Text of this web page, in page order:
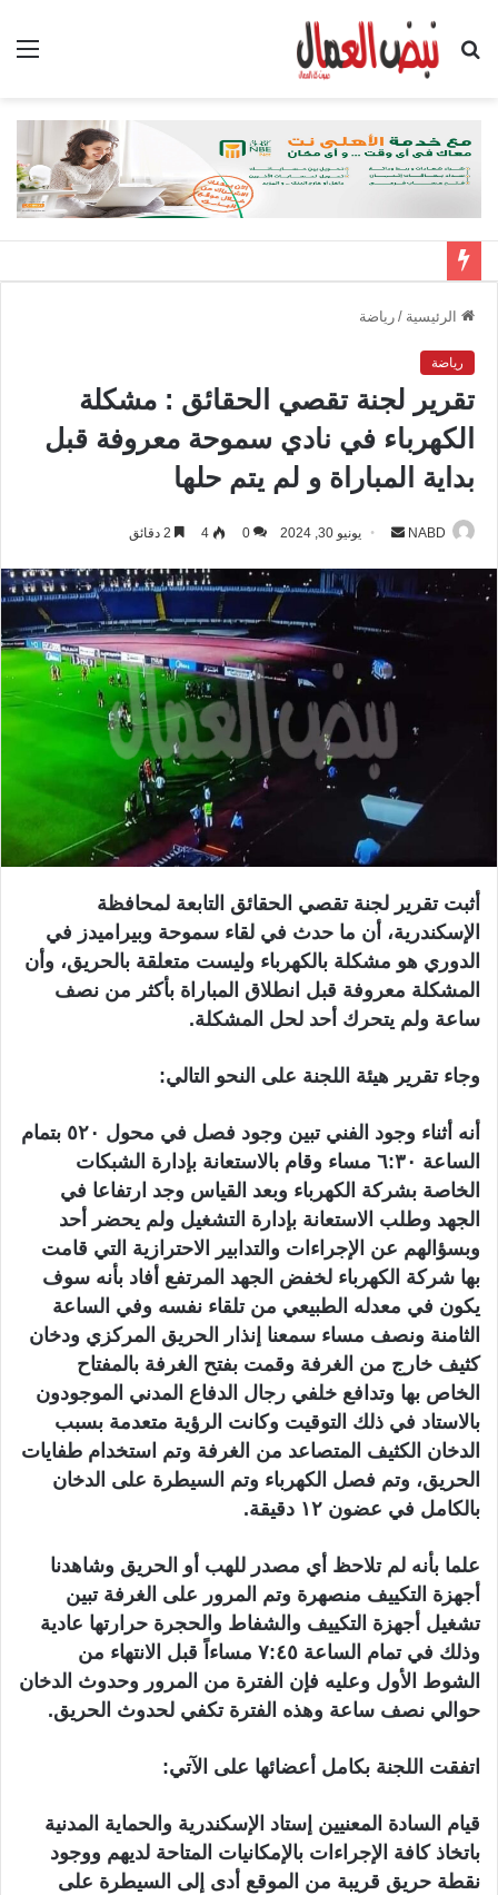
بحث
الرئيسية / رياضة
رياضة
تقرير لجنة تقصي الحقائق : مشكلة
الكهرباء في نادي سموحة معروفة قبل
بداية المباراة و لم يتم حلها
NABD
ر
د
ل
ك
و
ن
ي
ا
يونيو 30, 2024 0
4
أثبت تقرير لجنة تقصي الحقائق التابعة لمحافظة
الإسكندرية، أن ما حدث في لقاء سموحة وبيراميدز في
الدوري هو مشكلة بالكهرباء وليست متعلقة بالحريق، وأن
المشكلة معروفة قبل انطلاق المباراة بأكثر من نصف
ساعة ولم يتحرك أحد لحل المشكلة.
وجاء تقرير هيئة اللجنة على النحو التالي:
أنه أثناء وجود الفني تبين وجود فصل في محول ٥٢٠ بتمام
الساعة ٦:٣٠ مساء وقام بالاستعانة بإدارة الشبكات
الخاصة بشركة الكهرباء وبعد القياس وجد ارتفاعا في
الجهد وطلب الاستعانة بإدارة التشغيل ولم يحضر أحد
وبسؤالهم عن الإجراءات والتدابير الاحترازية التي قامت
بها شركة الكهرباء لخفض الجهد المرتفع أفاد بأنه سوف
يكون في معدله الطبيعي من تلقاء نفسه وفي الساعة
الثامنة ونصف مساء سمعنا إنذار الحريق المركزي ودخان
كثيف خارج من الغرفة وقمت بفتح الغرفة بالمفتاح
الخاص بها وتدافع خلفي رجال الدفاع المدني الموجودون
بالاستاد في ذلك التوقيت وكانت الرؤية متعدمة بسبب
الدخان الكثيف المتصاعد من الغرفة وتم استخدام طفايات
الحريق، وتم فصل الكهرباء وتم السيطرة على الدخان
بالكامل في عضون ۱۲ دقيقة.
علما بأنه لم تلاحظ أي مصدر للهب أو الحريق وشاهدنا
أجهزة التكييف منصهرة وتم المرور على الغرفة تبين
تشغيل أجهزة التكييف والشفاط والحجرة حرارتها عادية
وذلك في تمام الساعة ٧:٤٥ مساءاً قبل الانتهاء من
الشوط الأول وعليه فإن الفترة من المرور وحدوث الدخان
حوالي نصف ساعة وهذه الفترة تكفي لحدوث الحريق.
اتفقت اللجنة بكامل أعضائها على الآتي:
قيام السادة المعنيين إستاد الإسكندرية والحماية المدنية
باتخاذ كافة الإجراءات بالإمكانيات المتاحة لديهم ووجود
نقطة حريق قريبة من الموقع أدى إلى السيطرة على